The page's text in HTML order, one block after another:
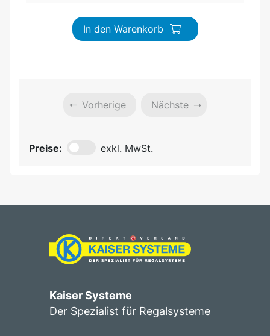
In den Warenkorb
Vorherige Nächste
Preise: exkl. MwSt.
Kaiser Systeme
Der Spezialist für Regalsysteme